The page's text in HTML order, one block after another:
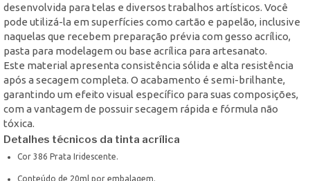
desenvolvida para telas e diversos trabalhos artísticos. Você
pode utilizá-la em superfícies como cartão e papelão, inclusive
naquelas que recebem preparação prévia com gesso acrílico,
pasta para modelagem ou base acrílica para artesanato.
Este material apresenta consistência sólida e alta resistência
após a secagem completa. O acabamento é semi-brilhante,
garantindo um efeito visual específico para suas composições,
com a vantagem de possuir secagem rápida e fórmula não
tóxica.
Detalhes técnicos da tinta acrílica
Cor 386 Prata Iridescente.
Conteúdo de 20ml por embalagem.